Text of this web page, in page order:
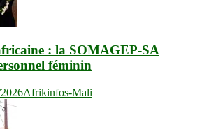
: la SOMAGEP-SA
féminin
Afrikinfos-Mali